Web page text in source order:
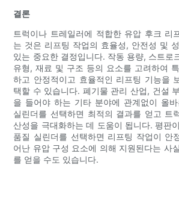
결론
트럭이나 트레일러에 적합한 유압 후크 리
는 것은 리프팅 작업의 효율성, 안전성 및
있는 중요한 결정입니다. 작동 용량, 스트로
유형, 재료 및 구조 등의 요소를 고려하여
하고 안정적이고 효율적인 리프팅 기능을
택할 수 있습니다. 폐기물 관리 산업, 건설
을 들어야 하는 기타 분야에 관계없이 올
실린더를 선택하면 최적의 결과를 얻고 트
산성을 극대화하는 데 도움이 됩니다. 평판
품질 실린더를 선택하면 리프팅 작업이 안
어난 유압 구성 요소에 의해 지원된다는 사
를 얻을 수도 있습니다.